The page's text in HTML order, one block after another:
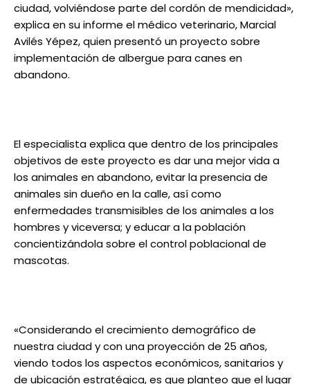
ciudad, volviéndose parte del cordón de mendicidad»,
explica en su informe el médico veterinario, Marcial
Avilés Yépez, quien presentó un proyecto sobre
implementación de albergue para canes en
abandono.
El especialista explica que dentro de los principales
objetivos de este proyecto es dar una mejor vida a
los animales en abandono, evitar la presencia de
animales sin dueño en la calle, así como
enfermedades transmisibles de los animales a los
hombres y viceversa; y educar a la población
concientizándola sobre el control poblacional de
mascotas.
«Considerando el crecimiento demográfico de
nuestra ciudad y con una proyección de 25 años,
viendo todos los aspectos económicos, sanitarios y
de ubicación estratégica, es que planteo que el lugar